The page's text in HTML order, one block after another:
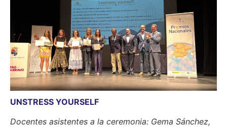
UNSTRESS YOURSELF
Docentes asistentes a la ceremonia: Gema Sánchez,